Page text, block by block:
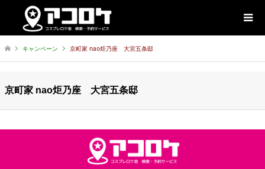
キャンペーン 京町家 nao炬乃座 大宮五条邸
京町家 nao炬乃座 大宮五条邸